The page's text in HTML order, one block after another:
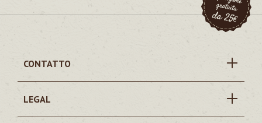
CONTATTO
LEGAL